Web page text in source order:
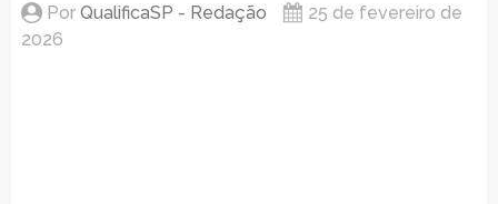
Por QualificaSP - Redação
25 de fevereiro de
2026